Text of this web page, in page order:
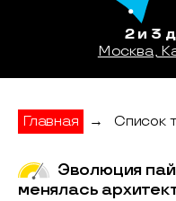
2 и 3
Москва,
Главная → Список
Эволюция
менялась